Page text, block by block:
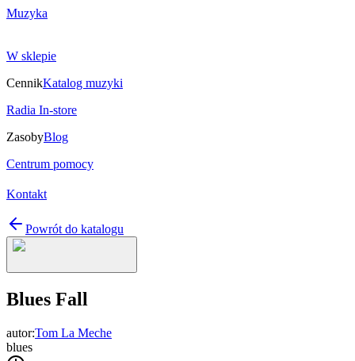
Muzyka
W sklepie
CennikKatalog muzyki
Radia In-store
ZasobyBlog
Centrum pomocy
Kontakt
Powrót do katalogu
Blues Fall
autor:Tom La Meche
blues